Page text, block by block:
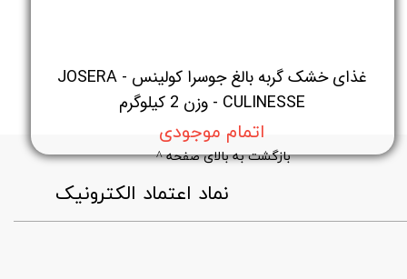
غذای خشک گربه بالغ جوسرا کولینس - JOSERA
CULINESSE - وزن 2 کیلوگرم
اتمام موجودی
بازگشت به بالای صفحه ^
​نماد اعتماد الکترونیک